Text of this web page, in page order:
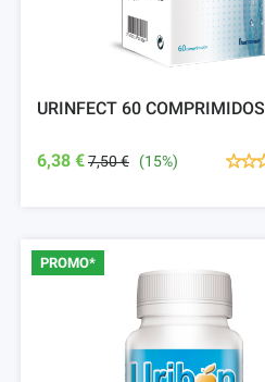
URINFECT 60 COMPRIMIDOS
6,38 €7,50 € (15%)
PROMO*